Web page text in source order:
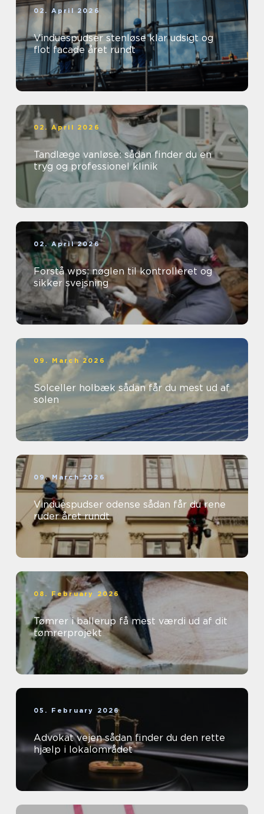
02. April 2026
Vinduespudser stenløse klar udsigt og
flot facade året rundt
02. April 2026
Tandlæge vanløse: sådan finder du en
tryg og professionel klinik
02. April 2026
Forstå wps: nøglen til kontrolleret og
sikker svejsning
09. March 2026
Solceller holbæk sådan får du mest ud af
solen
09. March 2026
Vinduespudser odense sådan får du rene
ruder året rundt
08. February 2026
Tømrer i ballerup få mest værdi ud af dit
tømrerprojekt
05. February 2026
Advokat vejen sådan finder du den rette
hjælp i lokalområdet